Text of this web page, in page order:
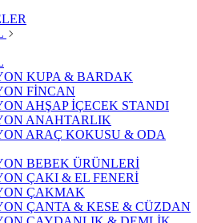
KUPA & BARDAK
FİNCAN
AHŞAP İÇECEK STANDI
ANAHTARLIK
ARAÇ KOKUSU & ODA
BEBEK ÜRÜNLERİ
ÇAKI & EL FENERİ
ÇAKMAK
ÇANTA & KESE & CÜZDAN